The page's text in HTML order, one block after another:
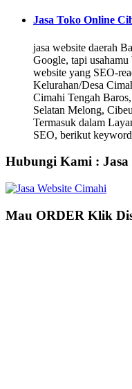
Jasa Toko Online
jasa website daerah
Google, tapi
website yang SEO-
Kelurahan/Desa
Cimahi Tengah
Selatan Melong,
Termasuk dalam
SEO, berikut
Hubungi Kami : Jasa
Mau ORDER Klik